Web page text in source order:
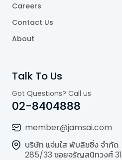
Careers
Contact Us
About
Talk To Us
Got Questions? Call us
02-8404888
member@jamsai.com
บริษัท แจ่มใส พับลิชชิ่ง จำกัด
285/33 ซอยจรัญสนิทวงศ์ 31